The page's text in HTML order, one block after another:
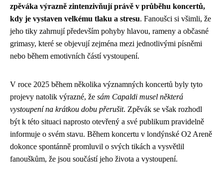
zpěváka výrazně zintenzivňují právě v průběhu koncertů,
kdy je vystaven velkému tlaku a stresu. Fanoušci si všimli, že
jeho tiky zahrnují především pohyby hlavou, rameny a občasné
grimasy, které se objevují zejména mezi jednotlivými písněmi
nebo během emotivních částí vystoupení.
V roce 2025 během několika významných koncertů byly tyto
projevy natolik výrazné, že sám Capaldi musel některá
vystoupení na krátkou dobu přerušit. Zpěvák se však rozhodl
být k této situaci naprosto otevřený a své publikum pravidelně
informuje o svém stavu. Během koncertu v londýnské O2 Areně
dokonce spontánně promluvil o svých tikách a vysvětlil
fanouškům, že jsou součástí jeho života a vystoupení.